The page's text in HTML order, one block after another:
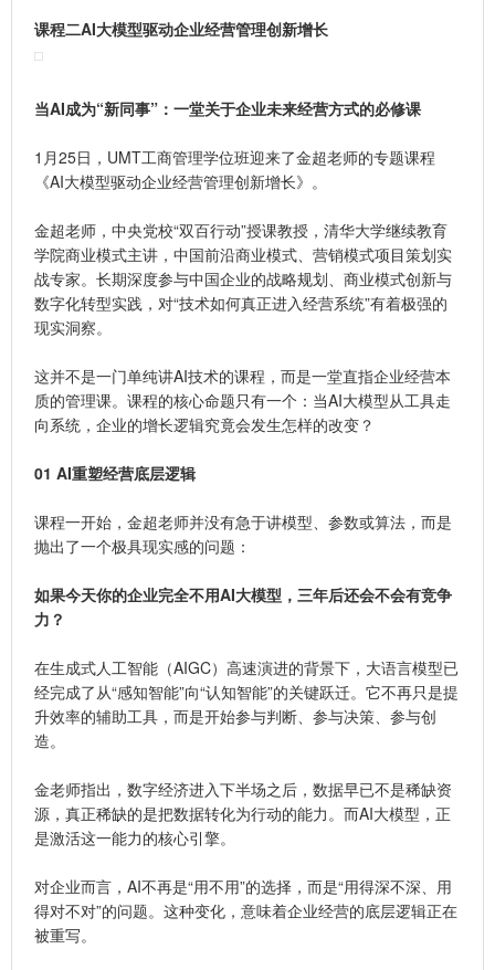
课程二AI大模型驱动企业经营管理创新增长
当AI成为“新同事”：一堂关于企业未来经营方式的必修课
1月25日，UMT工商管理学位班迎来了金超老师的专题课程
《AI大模型驱动企业经营管理创新增长》。
金超老师，中央党校“双百行动”授课教授，清华大学继续教育
学院商业模式主讲，中国前沿商业模式、营销模式项目策划实
战专家。长期深度参与中国企业的战略规划、商业模式创新与
数字化转型实践，对“技术如何真正进入经营系统”有着极强的
现实洞察。
这并不是一门单纯讲AI技术的课程，而是一堂直指企业经营本
质的管理课。课程的核心命题只有一个：当AI大模型从工具走
向系统，企业的增长逻辑究竟会发生怎样的改变？
01 AI重塑经营底层逻辑
课程一开始，金超老师并没有急于讲模型、参数或算法，而是
抛出了一个极具现实感的问题：
如果今天你的企业完全不用AI大模型，三年后还会不会有竞争
力？
在生成式人工智能（AIGC）高速演进的背景下，大语言模型已
经完成了从“感知智能”向“认知智能”的关键跃迁。它不再只是提
升效率的辅助工具，而是开始参与判断、参与决策、参与创
造。
金老师指出，数字经济进入下半场之后，数据早已不是稀缺资
源，真正稀缺的是把数据转化为行动的能力。而AI大模型，正
是激活这一能力的核心引擎。
对企业而言，AI不再是“用不用”的选择，而是“用得深不深、用
得对不对”的问题。这种变化，意味着企业经营的底层逻辑正在
被重写。